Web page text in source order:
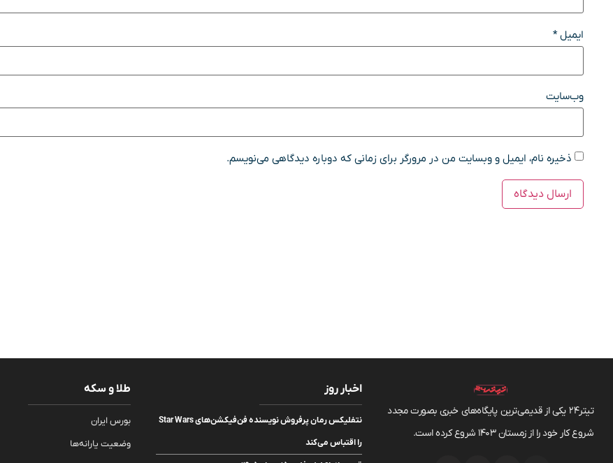
ایمیل*
وب‌سایت
ذخیره نام، ایمیل و وبسایت من در مرورگر برای زمانی که دوباره دیدگاهی می‌نویسم.
تیتر24 یکی از قدیمی‌ترین پایگاه‌های خبری بصورت مجدد
شروع کار خود را از زمستان 1403 شروع کرده است.
اخبار روز
نتفلیکس رمان پرفروش نویسنده‌ فن‌فیکشن‌های Star Wars
را اقتباس می‌کند
طلا و سکه
بورس ایران
وضعیت یارانه‌ها